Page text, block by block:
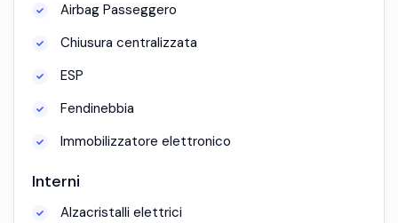
Airbag Passeggero
Chiusura centralizzata
ESP
Fendinebbia
Immobilizzatore elettronico
Interni
Alzacristalli elettrici